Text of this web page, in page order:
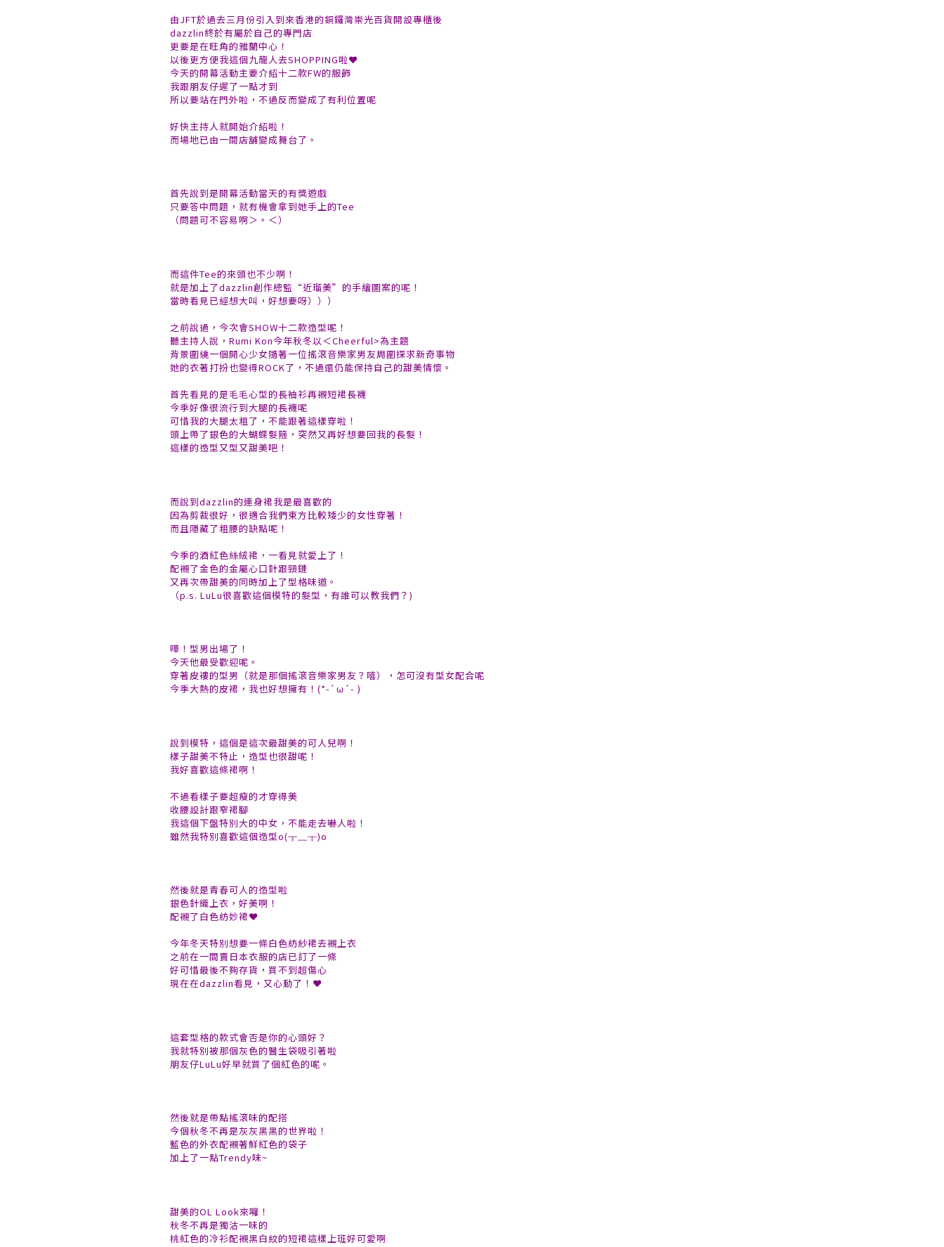
由JFT於過去三月份引入到來香港的銅鑼灣崇光百貨開設專櫃後
dazzlin終於有屬於自己的專門店
更要是在旺角的雅蘭中心！
以後更方便我這個九龍人去SHOPPING啦❤
今天的開幕活動主要介紹十二款FW的服飾
我跟朋友仔遲了一點才到
所以要站在門外啦，不過反而變成了有利位置呢
好快主持人就開始介紹啦！
而場地已由一間店舖變成舞台了。
首先說到是開幕活動當天的有獎遊戲
只要答中問題，就有機會拿到她手上的Tee
（問題可不容易啊＞。＜）
而這件Tee的來頭也不少啊！
就是加上了dazzlin創作總監“近瑠美”的手繪圖案的呢！
當時看見已經想大叫，好想要呀）））
之前說過，今次會SHOW十二款造型呢！
聽主持人說，Rumi Kon今年秋冬以＜Cheerful>為主題
背景圍繞一個開心少女隨著一位搖滾音樂家男友周圍探求新奇事物
她的衣著打扮也變得ROCK了，不過還仍能保持自己的甜美情懷。
首先看見的是毛毛心型的長袖衫再襯短裙長襪
今季好像很流行到大腿的長襪呢
可惜我的大腿太粗了，不能跟著這樣穿啦！
頭上帶了銀色的大蝴蝶髮箍，突然又再好想要回我的長髮！
這樣的造型又型又甜美吧！
而說到dazzlin的連身裙我是最喜歡的
因為剪裁很好，很適合我們東方比較矮少的女性穿著！
而且隱藏了粗腰的缺點呢！
今季的酒紅色絲絨裙，一看見就愛上了！
配襯了金色的金屬心口針跟頸鏈
又再次帶甜美的同時加上了型格味道。
（p.s. LuLu很喜歡這個模特的髮型，有誰可以教我們？)
嘩！型男出場了！
今天他最受歡迎呢。
穿著皮褸的型男（就是那個搖滾音樂家男友？嘻），怎可沒有型女配合呢
今季大熱的皮裙，我也好想擁有！(*-`ω´- )
說到模特，這個是這次最甜美的可人兒啊！
樣子甜美不特止，造型也很甜呢！
我好喜歡這條裙啊！
不過看樣子要超瘦的才穿得美
收腰設計跟窄裙腳
我這個下盤特別大的中女，不能走去嚇人啦！
雖然我特別喜歡這個造型o(╥﹏╥)o
然後就是青春可人的造型啦
銀色針織上衣，好美啊！
配襯了白色紡妙裙❤
今年冬天特別想要一條白色紡紗裙去襯上衣
之前在一間賣日本衣服的店已訂了一條
好可惜最後不夠存貨，買不到超傷心
現在在dazzlin看見，又心動了！❤
這套型格的款式會否是你的心頭好？
我就特別被那個灰色的醫生袋吸引著啦
朋友仔LuLu好早就買了個紅色的呢。
然後就是帶點搖滾味的配搭
今個秋冬不再是灰灰黑黑的世界啦！
藍色的外衣配襯著鮮紅色的袋子
加上了一點Trendy味~
甜美的OL Look來囉！
秋冬不再是獨沽一味的
桃紅色的冷衫配襯黑白紋的短裙這樣上班好可愛啊